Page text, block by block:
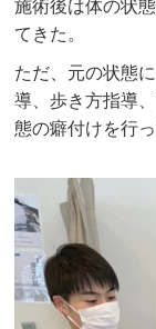
施術後は体の状
てきた。
ただ、元の状態
導、歩き方指導
態の癖付けを行